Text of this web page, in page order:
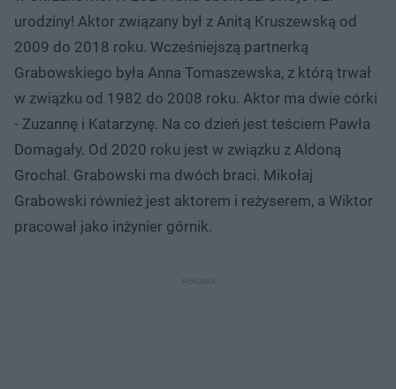
urodziny! Aktor związany był z Anitą Kruszewską od
2009 do 2018 roku. Wcześniejszą partnerką
Grabowskiego była Anna Tomaszewska, z którą trwał
w związku od 1982 do 2008 roku. Aktor ma dwie córki
- Zuzannę i Katarzynę. Na co dzień jest teściem Pawła
Domagały. Od 2020 roku jest w związku z Aldoną
Grochal. Grabowski ma dwóch braci. Mikołaj
Grabowski również jest aktorem i reżyserem, a Wiktor
pracował jako inżynier górnik.